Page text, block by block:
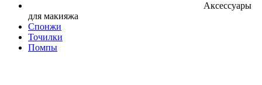
Аксессуары
для макияжа
Спонжи
Точилки
Помпы